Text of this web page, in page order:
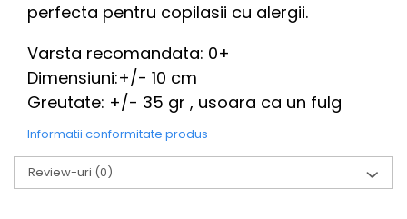
perfecta pentru copilasii cu alergii.
Varsta recomandata: 0+
Dimensiuni:+/- 10 cm
Greutate: +/- 35 gr , usoara ca un fulg
Informatii conformitate produs
Review-uri (0)